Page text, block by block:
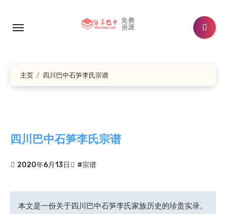
主页 四川巴中石笋李氏宗谱
四川巴中石笋李氏宗谱
2020年6月13日 #宗谱
本文是一份关于四川巴中石笋李氏家族历史的珍贵实录。